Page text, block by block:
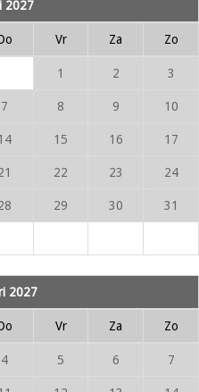
2027
Vr Za Zo
1 2 3
7 8 9 10
15 16 17
22 23 24
29 30 31
2027
Vr Za Zo
4 5 6 7